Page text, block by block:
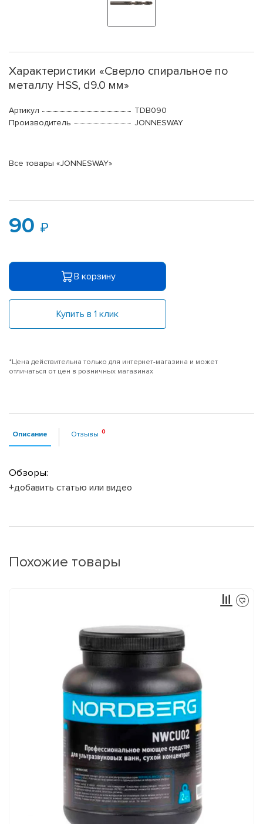
Характеристики «Сверло спиральное по
металлу HSS, d9.0 мм»
Артикул
TDB090
Производитель
JONNESWAY
Все товары «JONNESWAY»
90
В корзину
Купить в 1 клик
*Цена действительна только для интернет-магазина и может
отличаться от цен в розничных магазинах
Описание Отзывы
Обзоры:
+добавить статью или видео
Похожие товары